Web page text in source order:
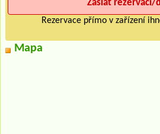
Rezervace přímo v zařízení
Mapa